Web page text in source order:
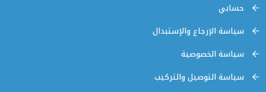
حسابي
سياسة الإرجاع والإستبدال
سياسة الخصوصية
سياسة التوصيل والتركيب